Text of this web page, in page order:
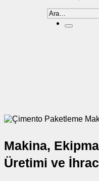
Ara:
Makina,
Üretimi ve